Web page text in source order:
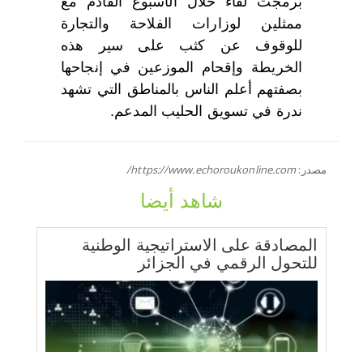
ممثلين لوزارات الفلاحة والتجارة
للوقوف عن كثب على سير هذه
الخريطة وإقحام الموزعين في إنجاحها
بصفتهم أعلم الناس بالمناطق التي تشهد
ندرة في تسويق الحليب المدعم.
مصدر:https://www.echoroukonline.com/
شاهد أيضا
المصادقة على الاستراتيجية الوطنية
للتحول الرقمي في الجزائر